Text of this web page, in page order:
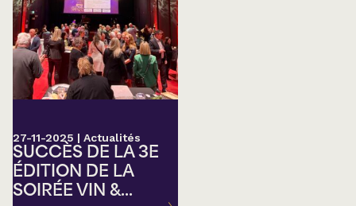
27-11-2025 | Actualités
SUCCÈS DE LA 3E
ÉDITION DE LA
SOIRÉE VIN &...